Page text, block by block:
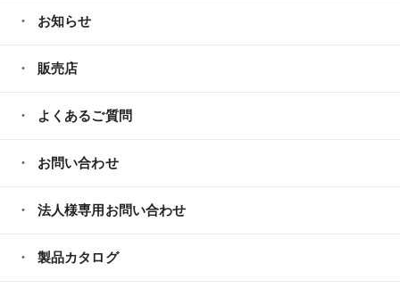
お知らせ
販売店
よくあるご質問
お問い合わせ
法人様専用お問い合わせ
製品カタログ